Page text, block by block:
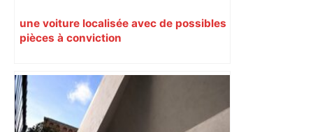
une voiture localisée avec de possibles
pièces à conviction